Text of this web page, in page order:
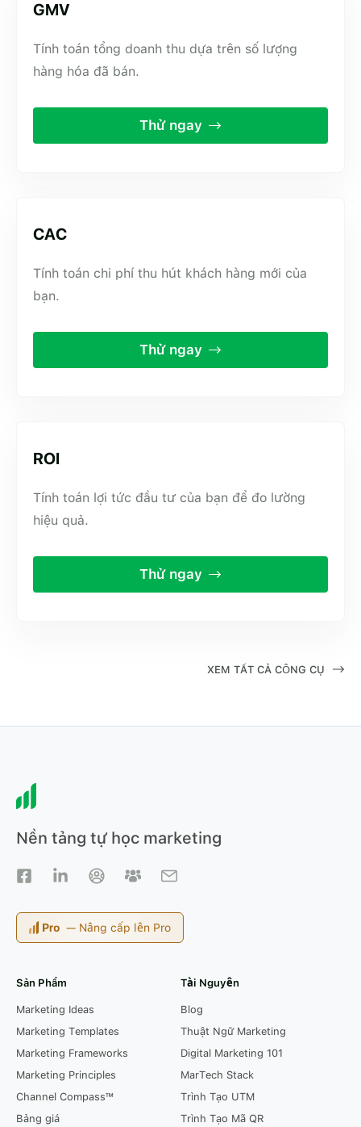
GMV
Tính toán tổng doanh thu dựa trên số lượng
hàng hóa đã bán.
Thử ngay
CAC
Tính toán chi phí thu hút khách hàng mới của
bạn.
Thử ngay
ROI
Tính toán lợi tức đầu tư của bạn để đo lường
hiệu quả.
Thử ngay
XEM TẤT CẢ CÔNG CỤ
Nền tảng tự học marketing
— Nâng cấp lên Pro
Sản Phẩm
Marketing Ideas
Marketing Templates
Marketing Frameworks
Marketing Principles
Channel Compass™
Bảng giá
Tài Nguyên
Blog
Thuật Ngữ Marketing
Digital Marketing 101
MarTech Stack
Trình Tạo UTM
Trình Tạo Mã QR